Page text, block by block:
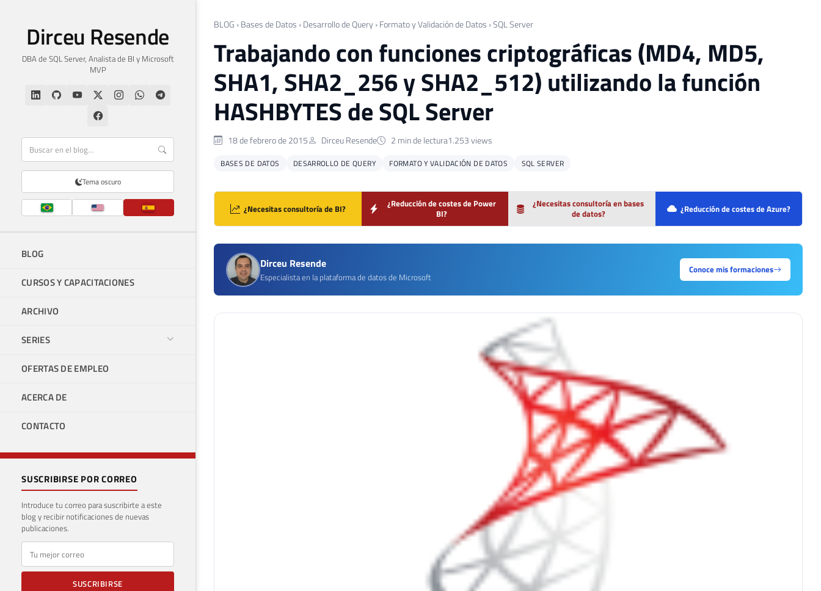
Dirceu Resende
DBA de SQL Server, Analista de BI y Microsoft
MVP
Tema oscuro
BLOG
CURSOS Y CAPACITACIONES
ARCHIVO
SERIES
OFERTAS DE EMPLEO
ACERCA DE
CONTACTO
SUSCRIBIRSE POR CORREO
Introduce tu correo para suscribirte a este
blog y recibir notificaciones de nuevas
publicaciones.
E-mail
SUSCRIBIRSE
BLOG › Bases de Datos › Desarrollo de Query › Formato y Validación de Datos ›SQL Server
Trabajando con funciones criptográficas (MD4, MD5,
SHA1, SHA2_256 y SHA2_512) utilizando la función
HASHBYTES de SQL Server
18 de febrero de 2015 Dirceu Resende 2 min de lectura1.253 views
BASES DE DATOS DESARROLLO DE QUERY FORMATO Y VALIDACIÓN DE DATOS SQL SERVER
¿Necesitas consultoría de BI?
¿Reducción de costes de Power
BI?
¿Necesitas consultoría en bases
de datos?
¿Reducción de costes de Azure?
Dirceu Resende
Especialista en la plataforma de datos de Microsoft
Conoce mis formaciones